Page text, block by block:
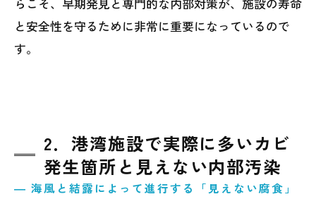
と安全性を守るために非常に重要になっているので
す。
2．港湾施設で実際に多いカビ
発生箇所と見えない内部汚染
― 海風と結露によって進行する「見えない腐食」